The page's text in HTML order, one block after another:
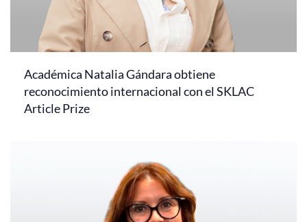
Académica Natalia Gándara obtiene
reconocimiento internacional con el SKLAC
Article Prize